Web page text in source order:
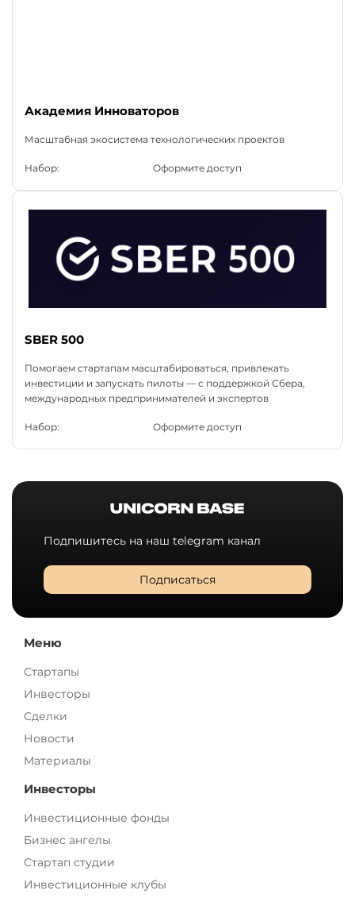
Академия Инноваторов
Масштабная экосистема технологических проектов
Набор: Оформите доступ
SBER 500
Помогаем стартапам масштабироваться, привлекать
инвестиции и запускать пилоты — с поддержкой Сбера,
международных предпринимателей и экспертов
Набор: Оформите доступ
Подпишитесь на наш telegram канал
Подписаться
Меню
Стартапы
Инвесторы
Сделки
Новости
Материалы
Инвесторы
Инвестиционные фонды
Бизнес ангелы
Стартап студии
Инвестиционные клубы